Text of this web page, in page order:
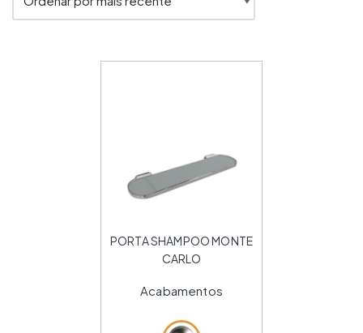
PORTA SHAMPOO MONTE
CARLO
Acabamentos